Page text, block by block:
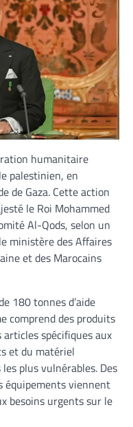
humanitaire
palestinien, en
de Gaza. Cette action
le Roi Mohammed
Al-Qods, selon un
ministère des Affaires
et des Marocains
180 tonnes d’aide
comprend des produits
spécifiques aux
et du matériel
plus vulnérables. Des
équipements viennent
besoins urgents sur le